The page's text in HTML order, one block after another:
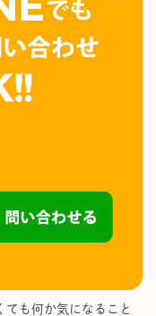
も何か気になること